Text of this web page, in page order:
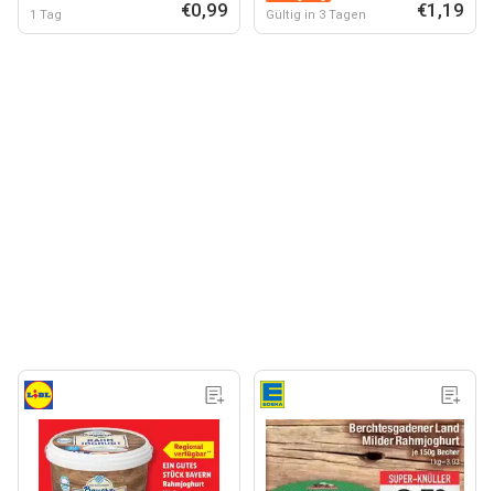
1 Tag €0,99 Gültig in 3 Tagen €1,19